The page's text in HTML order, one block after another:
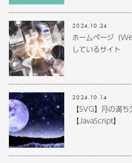
2024.10.24
ホームページ（
しているサイト
2024.10.14
【SVG】月の満
【JavaScript】